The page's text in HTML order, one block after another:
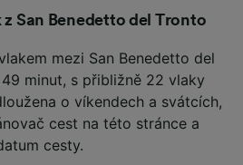
San Benedetto del Tronto
mezi San Benedetto del
minut, s přibližně 22 vlaky
o víkendech a svátcích,
cest na této stránce a
cesty.